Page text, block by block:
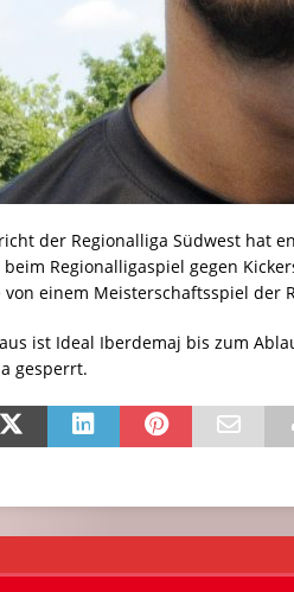
der Regionalliga Südwest hat
beim Regionalligaspiel gegen
von einem Meisterschaftsspiel der
ist Ideal Iberdemaj bis zum
gesperrt.